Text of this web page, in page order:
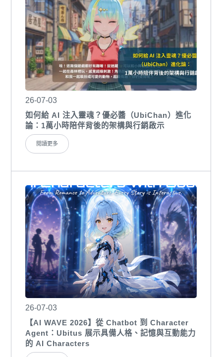
26-07-03
如何給 AI 注入靈魂？優必醬（UbiChan）進化
論：1萬小時陪伴背後的架構與行銷啟示
閱讀更多
26-07-03
【AI WAVE 2026】從 Chatbot 到 Character
Agent：Ubitus 展示具備人格、記憶與互動能力
的 AI Characters